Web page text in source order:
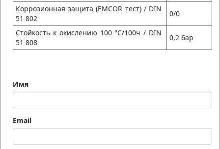
Коррозионная защита (EMCOR тест) / DIN
51 802
0/0
Стойкость к окислению 100 °C/100ч / DIN
51 808
0,2 бар
Имя
Email